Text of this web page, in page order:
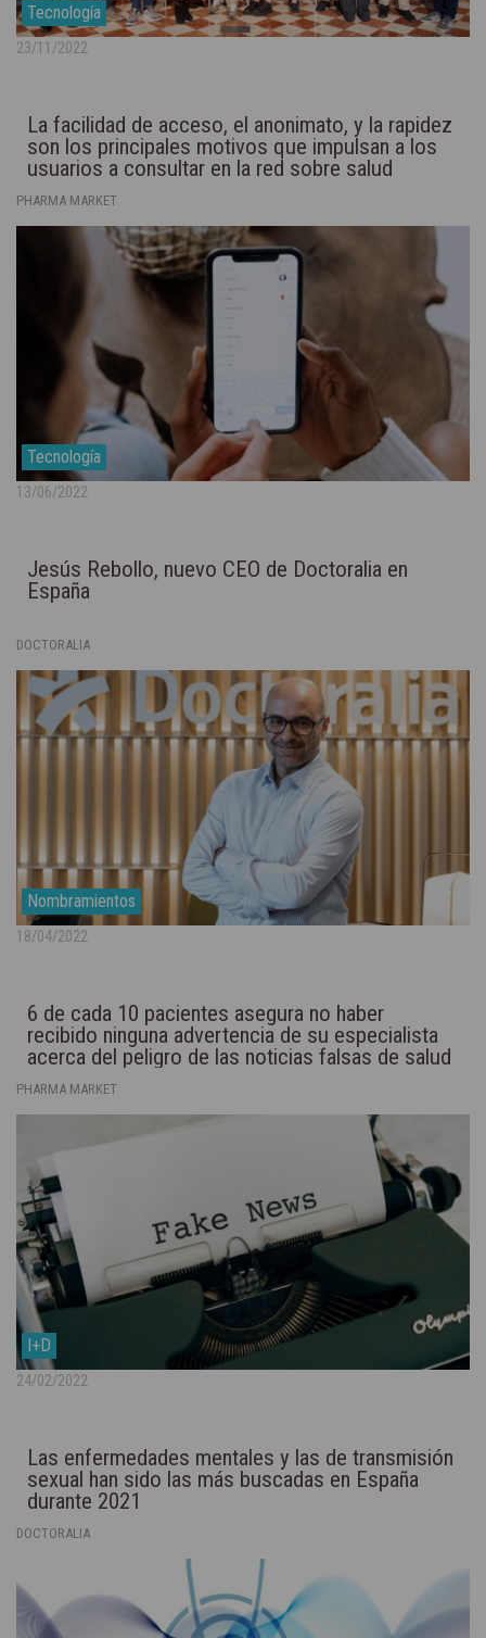
Tecnología
23/11/2022
La facilidad de acceso, el anonimato, y la rapidez
son los principales motivos que impulsan a los
usuarios a consultar en la red sobre salud
PHARMA MARKET
Tecnología
13/06/2022
Jesús Rebollo, nuevo CEO de Doctoralia en
España
DOCTORALIA
Nombramientos
18/04/2022
6 de cada 10 pacientes asegura no haber
recibido ninguna advertencia de su especialista
acerca del peligro de las noticias falsas de salud
PHARMA MARKET
I+D
24/02/2022
Las enfermedades mentales y las de transmisión
sexual han sido las más buscadas en España
durante 2021
DOCTORALIA